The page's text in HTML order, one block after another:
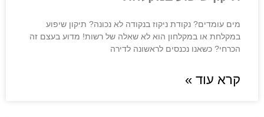
מים עומדים? נקודת ניקוז בנקודה לא נכונה? תיקון שיפוע
במקלחת או במקלחון הוא לא שאלה של רשות! מדוע בעצם זה
הכרחי? כשאנו נכנסים לראשונה לדירה
קרא עוד »